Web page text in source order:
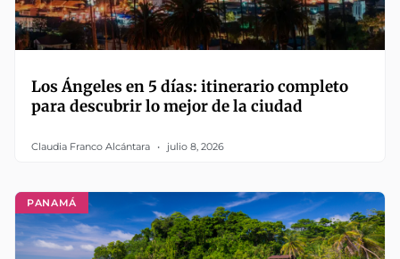
Los Ángeles en 5 días: itinerario completo
para descubrir lo mejor de la ciudad
Claudia Franco Alcántara julio 8, 2026
PANAMÁ